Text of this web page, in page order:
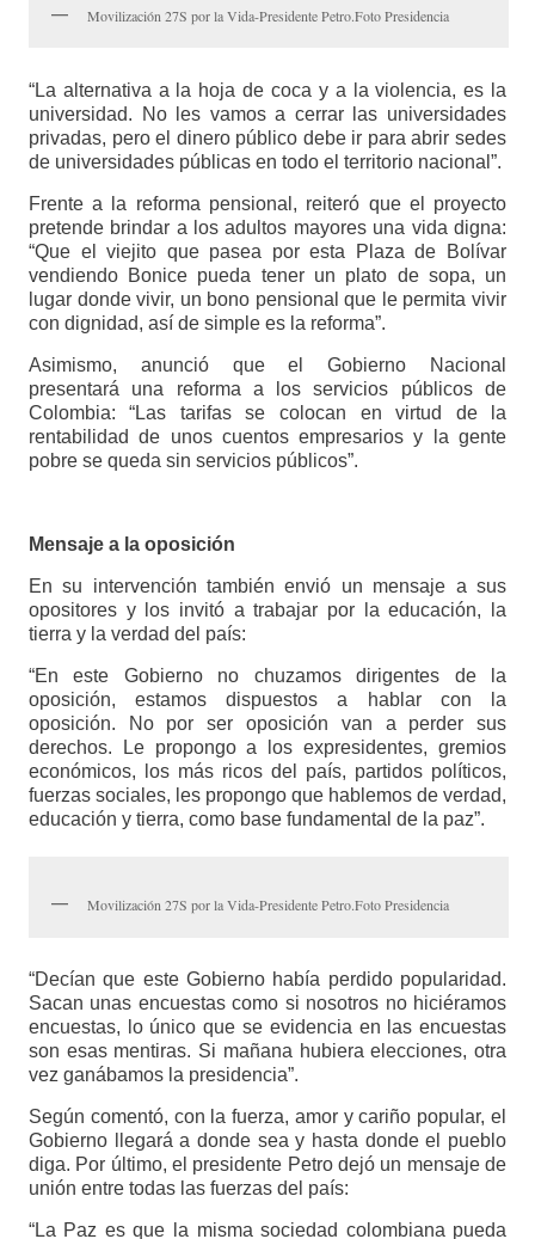
Movilización 27S por la Vida-Presidente Petro.Foto Presidencia
“La alternativa a la hoja de coca y a la violencia, es la
universidad. No les vamos a cerrar las universidades
privadas, pero el dinero público debe ir para abrir sedes
de universidades públicas en todo el territorio nacional”.
Frente a la reforma pensional, reiteró que el proyecto
pretende brindar a los adultos mayores una vida digna:
“Que el viejito que pasea por esta Plaza de Bolívar
vendiendo Bonice pueda tener un plato de sopa, un
lugar donde vivir, un bono pensional que le permita vivir
con dignidad, así de simple es la reforma”.
Asimismo, anunció que el Gobierno Nacional
presentará una reforma a los servicios públicos de
Colombia: “Las tarifas se colocan en virtud de la
rentabilidad de unos cuentos empresarios y la gente
pobre se queda sin servicios públicos”.
Mensaje a la oposición
En su intervención también envió un mensaje a sus
opositores y los invitó a trabajar por la educación, la
tierra y la verdad del país:
“En este Gobierno no chuzamos dirigentes de la
oposición, estamos dispuestos a hablar con la
oposición. No por ser oposición van a perder sus
derechos. Le propongo a los expresidentes, gremios
económicos, los más ricos del país, partidos políticos,
fuerzas sociales, les propongo que hablemos de verdad,
educación y tierra, como base fundamental de la paz”.
Movilización 27S por la Vida-Presidente Petro.Foto Presidencia
“Decían que este Gobierno había perdido popularidad.
Sacan unas encuestas como si nosotros no hiciéramos
encuestas, lo único que se evidencia en las encuestas
son esas mentiras. Si mañana hubiera elecciones, otra
vez ganábamos la presidencia”.
Según comentó, con la fuerza, amor y cariño popular, el
Gobierno llegará a donde sea y hasta donde el pueblo
diga. Por último, el presidente Petro dejó un mensaje de
unión entre todas las fuerzas del país:
“La Paz es que la misma sociedad colombiana pueda